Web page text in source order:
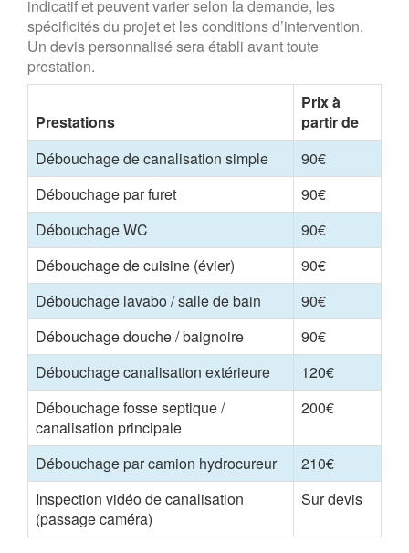
indicatif et peuvent varier selon la demande, les
spécificités du projet et les conditions d’intervention.
Un devis personnalisé sera établi avant toute
prestation.
Prestations
Prix à
partir de
Débouchage de canalisation simple
90€
Débouchage par furet
90€
Débouchage WC
90€
Débouchage de cuisine (évier)
90€
Débouchage lavabo / salle de bain
90€
Débouchage douche / baignoire
90€
Débouchage canalisation extérieure
120€
Débouchage fosse septique /
canalisation principale
200€
Débouchage par camion hydrocureur
210€
Inspection vidéo de canalisation
(passage caméra)
Sur devis